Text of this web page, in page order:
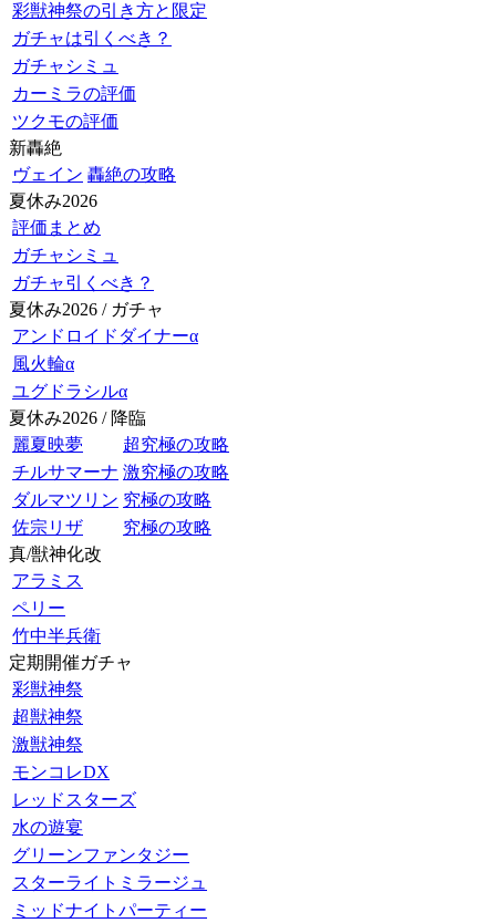
彩獣神祭の引き方と限定
ガチャは引くべき？
ガチャシミュ
カーミラの評価
ツクモの評価
新轟絶
ヴェイン 轟絶の攻略
夏休み2026
評価まとめ
ガチャシミュ
ガチャ引くべき？
夏休み2026 / ガチャ
アンドロイドダイナーα
風火輪α
ユグドラシルα
夏休み2026 / 降臨
麗夏映夢
超究極の攻略
チルサマーナ 激究極の攻略
ダルマツリン 究極の攻略
佐宗リザ
究極の攻略
真/獣神化改
アラミス
ペリー
竹中半兵衛
定期開催ガチャ
彩獣神祭
超獣神祭
激獣神祭
モンコレDX
レッドスターズ
水の遊宴
グリーンファンタジー
スターライトミラージュ
ミッドナイトパーティー